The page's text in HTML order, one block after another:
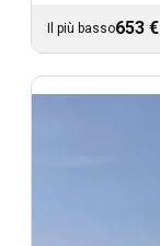
Il più basso653 €